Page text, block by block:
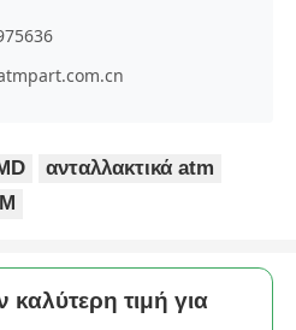
ανταλλακτικά atm
τιμή για